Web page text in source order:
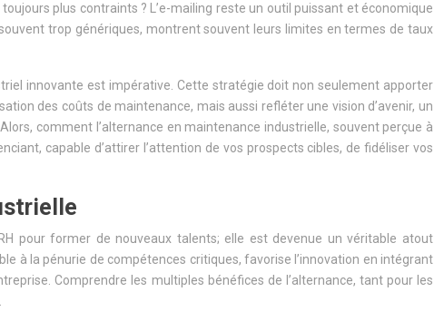
plus contraints ? L’e-mailing reste un outil puissant et économique
trop génériques, montrent souvent leurs limites en termes de taux
innovante est impérative. Cette stratégie doit non seulement apporter
des coûts de maintenance, mais aussi refléter une vision d’avenir, un
comment l’alternance en maintenance industrielle, souvent perçue à
capable d’attirer l’attention de vos prospects cibles, de fidéliser vos
pour former de nouveaux talents; elle est devenue un véritable atout
à la pénurie de compétences critiques, favorise l’innovation en intégrant
Comprendre les multiples bénéfices de l’alternance, tant pour les